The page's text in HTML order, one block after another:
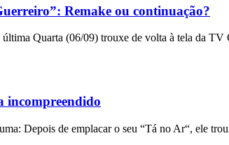
Remake ou continuação?
Quarta (06/09) trouxe de volta à tela da
incompreendido
Depois de emplacar o seu “Tá no Ar“, ele